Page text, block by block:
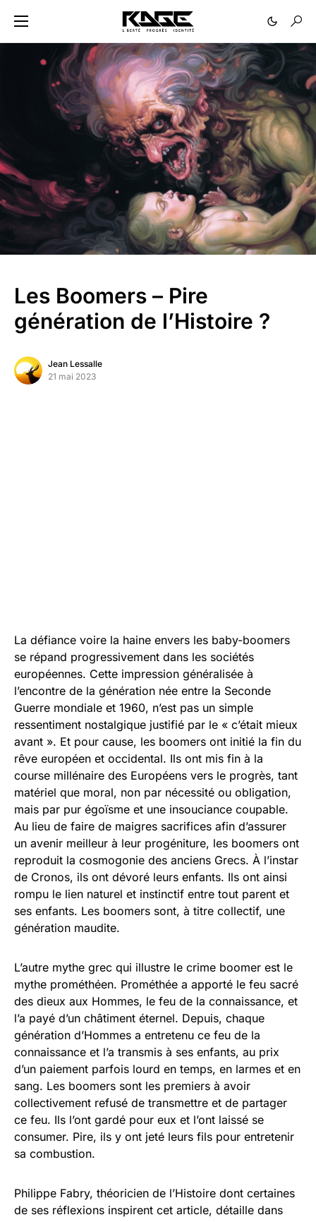
Les Boomers – Pire
génération de l’Histoire ?
Jean Lessalle
21 mai 2023
La défiance voire la haine envers les baby-boomers
se répand progressivement dans les sociétés
européennes. Cette impression généralisée à
l’encontre de la génération née entre la Seconde
Guerre mondiale et 1960, n’est pas un simple
ressentiment nostalgique justifié par le « c’était mieux
avant ». Et pour cause, les boomers ont initié la fin du
rêve européen et occidental. Ils ont mis fin à la
course millénaire des Européens vers le progrès, tant
matériel que moral, non par nécessité ou obligation,
mais par pur égoïsme et une insouciance coupable.
Au lieu de faire de maigres sacrifices afin d’assurer
un avenir meilleur à leur progéniture, les boomers ont
reproduit la cosmogonie des anciens Grecs. À l’instar
de Cronos, ils ont dévoré leurs enfants. Ils ont ainsi
rompu le lien naturel et instinctif entre tout parent et
ses enfants. Les boomers sont, à titre collectif, une
génération maudite.
L’autre mythe grec qui illustre le crime boomer est le
mythe prométhéen. Prométhée a apporté le feu sacré
des dieux aux Hommes, le feu de la connaissance, et
l’a payé d’un châtiment éternel. Depuis, chaque
génération d’Hommes a entretenu ce feu de la
connaissance et l’a transmis à ses enfants, au prix
d’un paiement parfois lourd en temps, en larmes et en
sang. Les boomers sont les premiers à avoir
collectivement refusé de transmettre et de partager
ce feu. Ils l’ont gardé pour eux et l’ont laissé se
consumer. Pire, ils y ont jeté leurs fils pour entretenir
sa combustion.
Philippe Fabry, théoricien de l’Histoire dont certaines
de ses réflexions inspirent cet article, détaille dans